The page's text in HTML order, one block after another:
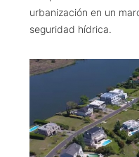
urbanización en un
seguridad hídrica.